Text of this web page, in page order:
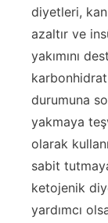
diyetleri,
azaltır ve
yakımını
durumuna
yakmaya
olarak
sabit
ketojenik
yardımcı